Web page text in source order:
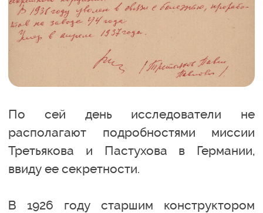
По сей день исследователи не
располагают подробностями миссии
Третьякова и Пастухова в Германии,
ввиду ее секретности.
В 1926 году старшим конструктором